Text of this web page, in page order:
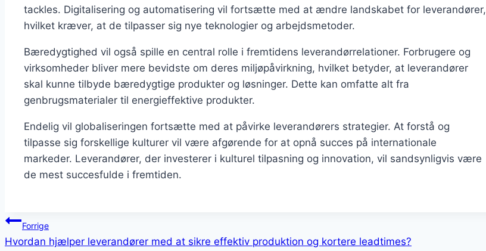
tackles. Digitalisering og automatisering vil fortsætte med at ændre landskabet for leverandører,
hvilket kræver, at de tilpasser sig nye teknologier og arbejdsmetoder.
Bæredygtighed vil også spille en central rolle i fremtidens leverandørrelationer. Forbrugere og
virksomheder bliver mere bevidste om deres miljøpåvirkning, hvilket betyder, at leverandører
skal kunne tilbyde bæredygtige produkter og løsninger. Dette kan omfatte alt fra
genbrugsmaterialer til energieffektive produkter.
Endelig vil globaliseringen fortsætte med at påvirke leverandørers strategier. At forstå og
tilpasse sig forskellige kulturer vil være afgørende for at opnå succes på internationale
markeder. Leverandører, der investerer i kulturel tilpasning og innovation, vil sandsynligvis være
de mest succesfulde i fremtiden.
Indlægsnavigation
Forrige
Hvordan hjælper leverandører med at sikre effektiv produktion og kortere leadtimes?